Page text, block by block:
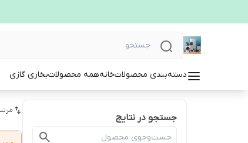
دسته‌بندی محصولاتخانههمه محصولاتبخاری گازی
جستجو در نتایج